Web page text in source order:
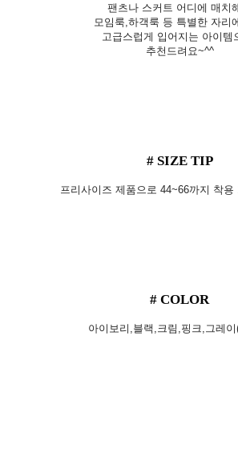
팬츠나 스커트 어디에 매치
모임룩,하객룩 등 특별한 자리
고급스럽게 입어지는 아이템
추천드려요~^^
# SIZE TIP
프리사이즈 제품으로 44~66까지 착용
# COLOR
아이보리,블랙,크림,핑크,그레